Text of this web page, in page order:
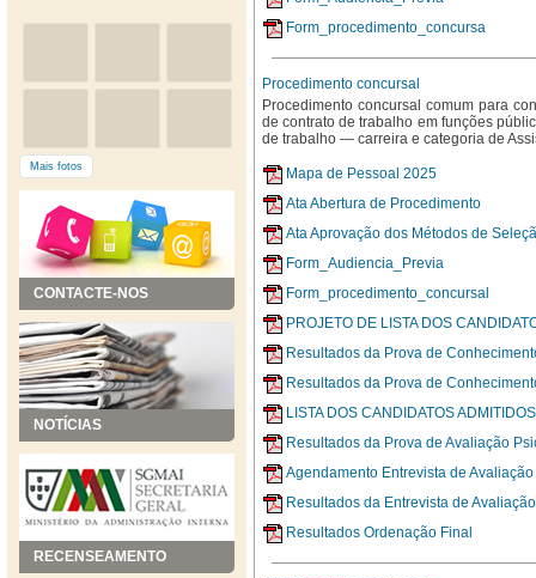
Mais fotos
CONTACTE-NOS
NOTÍCIAS
RECENSEAMENTO
Form_procedimento_concursa
Procedimento concursal
Procedimento concursal comum para
de contrato de trabalho em funções
de trabalho — carreira e categoria de
Mapa de Pessoal 2025
Ata Abertura de Procedimento
Ata Aprovação dos Métodos de
Form_Audiencia_Previa
Form_procedimento_concursal
PROJETO DE LISTA DOS
Resultados da Prova de
Resultados da Prova de
LISTA DOS CANDIDATOS
Resultados da Prova de Avaliação
Agendamento Entrevista de
Resultados da Entrevista de
Resultados Ordenação Final